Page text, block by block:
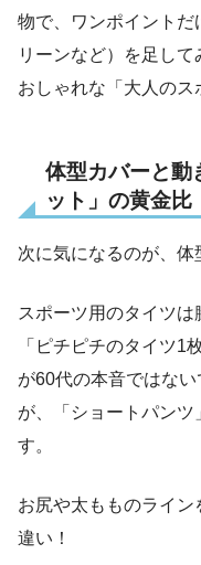
物で、ワンポイント
リーンなど）を足し
おしゃれな「大人のス
体型カバーと動
ット」の黄金比
次に気になるのが、体
スポーツ用のタイツは
「ピチピチのタイツ1
が60代の本音ではな
が、「ショートパン
す。
お尻や太もものライ
違い！